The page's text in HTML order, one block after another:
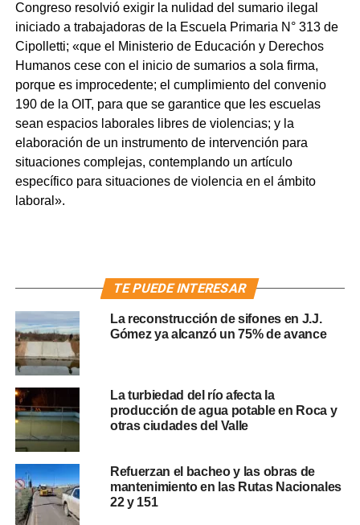
Congreso resolvió exigir la nulidad del sumario ilegal
iniciado a trabajadoras de la Escuela Primaria N° 313 de
Cipolletti; «que el Ministerio de Educación y Derechos
Humanos cese con el inicio de sumarios a sola firma,
porque es improcedente; el cumplimiento del convenio
190 de la OIT, para que se garantice que les escuelas
sean espacios laborales libres de violencias; y la
elaboración de un instrumento de intervención para
situaciones complejas, contemplando un artículo
específico para situaciones de violencia en el ámbito
laboral».
TE PUEDE INTERESAR
La reconstrucción de sifones en J.J.
Gómez ya alcanzó un 75% de avance
La turbiedad del río afecta la
producción de agua potable en Roca y
otras ciudades del Valle
Refuerzan el bacheo y las obras de
mantenimiento en las Rutas Nacionales
22 y 151